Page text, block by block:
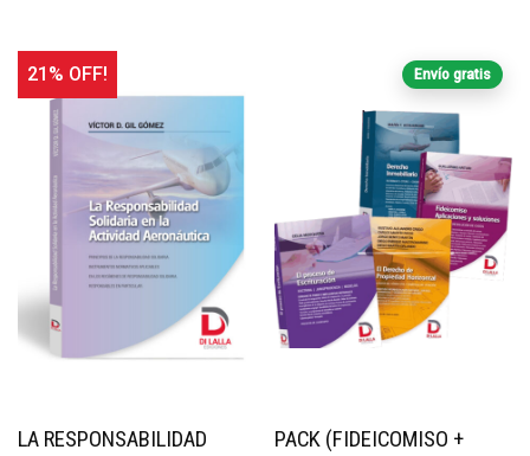
21% OFF!
LA RESPONSABILIDAD
Envío gratis
PACK (FIDEICOMISO +